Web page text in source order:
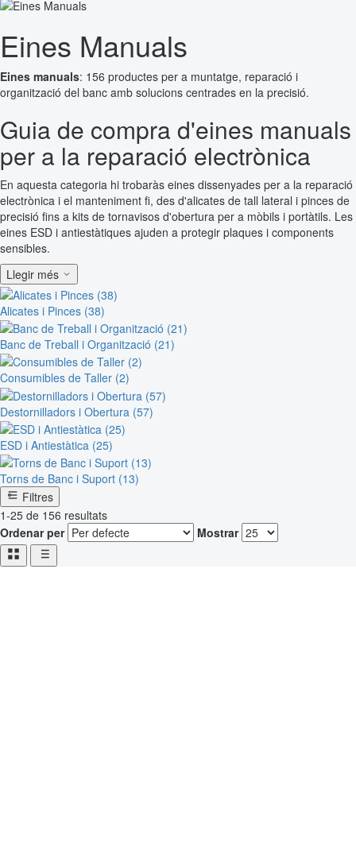
Eines Manuals
Eines manuals: 156 productes per a muntatge, reparació i
organització del banc amb solucions centrades en la precisió.
Guia de compra d'eines manuals
per a la reparació electrònica
En aquesta categoria hi trobaràs eines dissenyades per a la reparació
electrònica i el manteniment fi, des d'alicates de tall lateral i pinces de
precisió fins a kits de tornavisos d'obertura per a mòbils i portàtils. Les
eines ESD i antiestàtiques ajuden a protegir plaques i components
sensibles.
Llegir més
Alicates i Pinces (38)
Banc de Treball i Organització (21)
Consumibles de Taller (2)
Destornilladors i Obertura (57)
ESD i Antiestàtica (25)
Torns de Banc i Suport (13)
Filtres
1-25 de 156 resultats
Ordenar per
Mostrar